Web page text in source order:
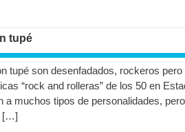
tupé
tupé son desenfadados, rockeros
“rock and rolleras” de los 50 en
a muchos tipos de personalidades,
[…]